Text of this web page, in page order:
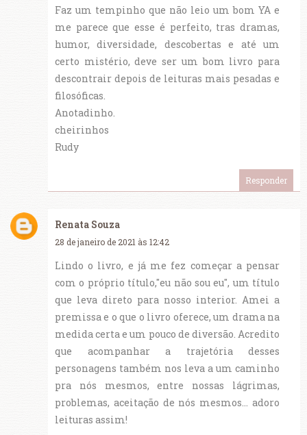
Faz um tempinho que não leio um bom YA e
me parece que esse é perfeito, tras dramas,
humor, diversidade, descobertas e até um
certo mistério, deve ser um bom livro para
descontrair depois de leituras mais pesadas e
filosóficas.
Anotadinho.
cheirinhos
Rudy
Responder
Renata Souza
28 de janeiro de 2021 às 12:42
Lindo o livro, e já me fez começar a pensar
com o próprio título,"eu não sou eu", um título
que leva direto para nosso interior. Amei a
premissa e o que o livro oferece, um drama na
medida certa e um pouco de diversão. Acredito
que acompanhar a trajetória desses
personagens também nos leva a um caminho
pra nós mesmos, entre nossas lágrimas,
problemas, aceitação de nós mesmos... adoro
leituras assim!